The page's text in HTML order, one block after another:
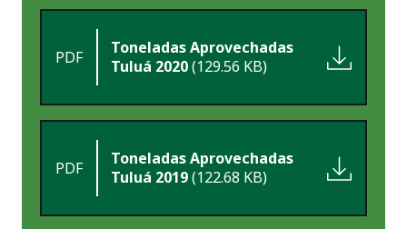
PDF
Toneladas Aprovechadas
Tuluá 2020(129.56 KB)
PDF
Toneladas Aprovechadas
Tuluá 2019(122.68 KB)